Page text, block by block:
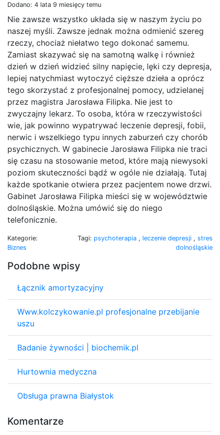
Dodano: 4 lata 9 miesięcy temu
Nie zawsze wszystko układa się w naszym życiu po
naszej myśli. Zawsze jednak można odmienić szereg
rzeczy, chociaż niełatwo tego dokonać samemu.
Zamiast skazywać się na samotną walkę i również
dzień w dzień widzieć silny napięcie, lęki czy depresja,
lepiej natychmiast wytoczyć cięższe dzieła a oprócz
tego skorzystać z profesjonalnej pomocy, udzielanej
przez magistra Jarosława Filipka. Nie jest to
zwyczajny lekarz. To osoba, która w rzeczywistości
wie, jak powinno wypatrywać leczenie depresji, fobii,
nerwic i wszelkiego typu innych zaburzeń czy chorób
psychicznych. W gabinecie Jarosława Filipka nie traci
się czasu na stosowanie metod, które mają niewysoki
poziom skuteczności bądź w ogóle nie działają. Tutaj
każde spotkanie otwiera przez pacjentem nowe drzwi.
Gabinet Jarosława Filipka mieści się w województwie
dolnośląskie. Można umówić się do niego
telefonicznie.
Kategorie:
Biznes
Tagi: psychoterapia , leczenie depresji , stres
dolnośląskie
Podobne wpisy
Łącznik amortyzacyjny
Www.kolczykowanie.pl profesjonalne przebijanie
uszu
Badanie żywności | biochemik.pl
Hurtownia medyczna
Obsługa prawna Białystok
Komentarze